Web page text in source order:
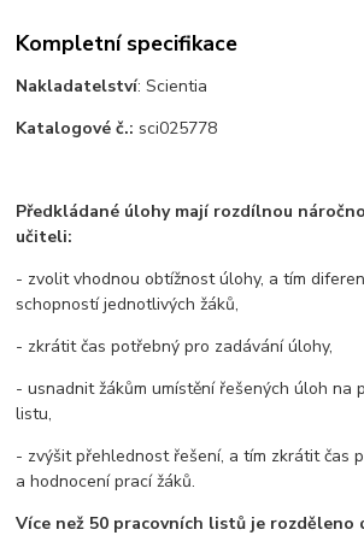
Kompletní specifikace
Nakladatelství: Scientia
Katalogové č.: sci025778
Předkládané úlohy mají rozdílnou
učiteli:
- zvolit vhodnou obtížnost úlohy, a tím
schopností jednotlivých žáků,
- zkrátit čas potřebný pro zadávání úlohy,
- usnadnit žákům umístění řešených úloh na
listu,
- zvýšit přehlednost řešení, a tím zkrátit čas
a hodnocení prací žáků.
Více než 50 pracovních listů je